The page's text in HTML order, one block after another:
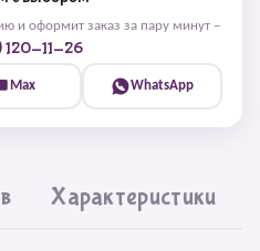
и оформит заказ за пару минут –
120-11-26
Max WhatsApp
Характеристики